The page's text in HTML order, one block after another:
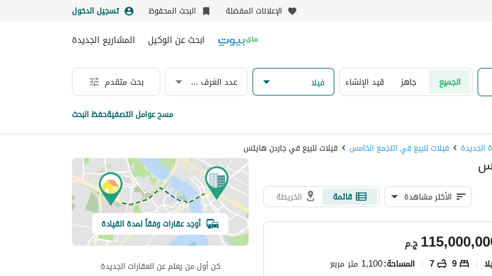
الإعلانات المفضلة البحث المحفوظ تسجيل الدخول
ابحث عن الوكيل المشاريع الجديدة
الجميع جاهز قيد الإنشاء فیلا عدد الغرف & الحمامات بحث متقدم
مسح عوامل التصفيةحفظ البحث
الجديدة فيلات للبيع في التجمع الخامس فيلات للبيع في جاردن هايتس
الأكثر مشاهدة قائمة الخريطة
ج.م
9
7 المساحة:1,100 متر مربع
أوجد عقارات وفقاً لمدة القيادة
كن أول من يعلم عن العقارات الجديدة